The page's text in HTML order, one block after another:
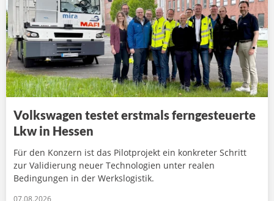
Volkswagen testet erstmals ferngesteuerte
Lkw in Hessen
Für den Konzern ist das Pilotprojekt ein konkreter Schritt
zur Validierung neuer Technologien unter realen
Bedingungen in der Werkslogistik.
07.08.2026